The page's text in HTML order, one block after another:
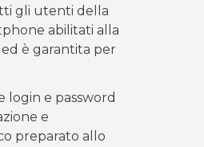
gli utenti della
abilitati alla
è garantita per
login e password
e
preparato allo